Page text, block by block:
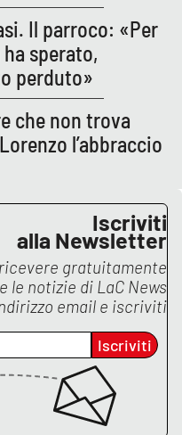
Il parroco: «Per
sperato,
perduto»
che non trova
l’abbraccio
Iscriviti
alla Newsletter
gratuitamente
le notizie di LaC News
email e iscriviti
Iscriviti